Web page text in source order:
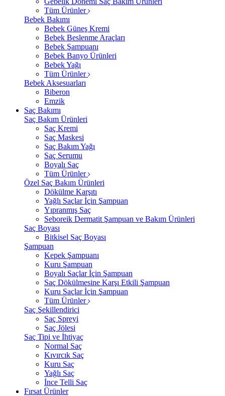
Tüm Ürünler
Bebek Bakımı
Bebek Güneş Kremi
Bebek Beslenme Araçları
Bebek Şampuanı
Bebek Banyo Ürünleri
Bebek Yağı
Tüm Ürünler
Bebek Aksesuarları
Biberon
Emzik
Saç Bakımı
Saç Bakım Ürünleri
Saç Kremi
Saç Maskesi
Saç Bakım Yağı
Saç Serumu
Boyalı Saç
Tüm Ürünler
Özel Saç Bakım Ürünleri
Dökülme Karşıtı
Yağlı Saçlar İçin Şampuan
Yıpranmış Saç
Seboreik Dermatit Şampuan ve Bakım Ürünleri
Saç Boyası
Bitkisel Saç Boyası
Şampuan
Kepek Şampuanı
Kuru Şampuan
Boyalı Saçlar İçin Şampuan
Saç Dökülmesine Karşı Etkili Şampuan
Kuru Saçlar İçin Şampuan
Tüm Ürünler
Saç Şekillendirici
Saç Spreyi
Saç Jölesi
Saç Tipi ve İhtiyaç
Normal Saç
Kıvırcık Saç
Kuru Saç
Yağlı Saç
İnce Telli Saç
Fırsat Ürünler